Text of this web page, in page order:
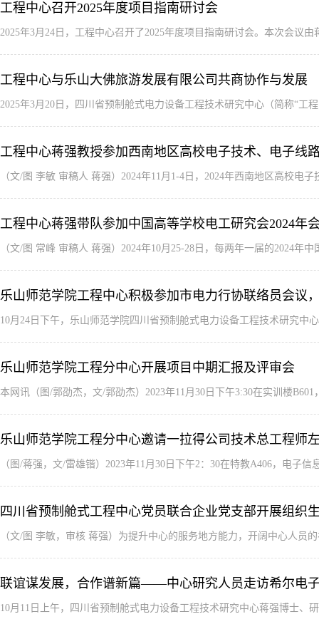
工程中心召开2025年度项目指南研讨会
​2025年3月24日，工程中心召开了2025年度项目指南研讨会。本次会议
工程中心与乐山大佛旅游发展有限公司共商协作与发展
2025年3月20日，四川省预制舱式电力设备工程技术研究中心（简称“
工程中心蒋强教授参加西南地区高校电子技术、电子线
（文/图 李敏 审稿人 蒋强）2024年11月1-4日，2024年西南地区高校电
工程中心蒋强带队参加中国高等学校电工研究会2024年
（文/图 常峰 审稿人 蒋强）2024年10月25-28日，每两年一届的2024
乐山师范学院工程中心积极参加市电力行协联络员会议
10月24日下午，乐山师范学院四川省预制舱式电力设备工程技术研究
乐山师范学院工程分中心开展项目中期汇报及评审会
本网讯（图/郭劭杰，文/郭劭杰）2023年11月30日下午3:30在实训楼
乐山师范学院工程分中心邀请一拉得公司技术总工程师
（图/蒋强，文/雷雄锴）2023年11月30日下午2：30在特教A406，电子
四川省预制舱式工程中心党员联合企业党支部开展组织
（文/图 李敏，审核 蒋强）为提升中心的服务地方能力，开阔中心人员
联谊谋发展，合作谱新篇——中心研究人员走访希尔电
10月11日上午，四川省预制舱式电力设备工程技术研究中心蒋强博士